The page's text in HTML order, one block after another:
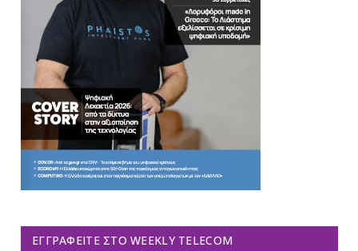
ΕΓΓΡΑΦΕΊΤΕ ΣΤΟ WEEKLY TELECOM